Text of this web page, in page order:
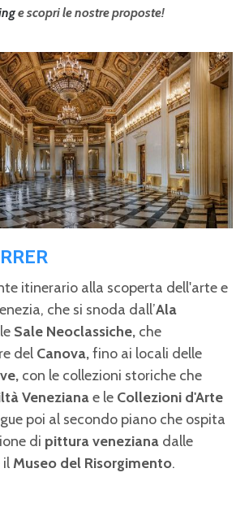
e scopri le nostre proposte!
itinerario alla scoperta dell'arte e
che si snoda dall’Ala
Sale Neoclassiche, che
del Canova,fino ai locali delle
con le collezioni storiche che
Venezianae le Collezioni d'Arte
poi al secondo piano che ospita
di pittura veneziana dalle
il Museo del Risorgimento.